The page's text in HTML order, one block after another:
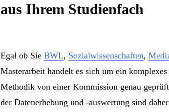
aus Ihrem Studienfach
Egal ob Sie BWL, Sozialwissenschaften,
Masterarbeit handelt es sich um ein
Methodik von einer Kommission genau
der Datenerhebung und -auswertung sind